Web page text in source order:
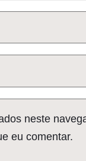
neste
eu comentar.